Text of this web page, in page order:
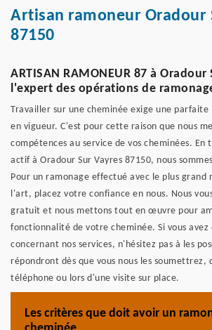
Artisan ramoneur Oradour
87150
ARTISAN RAMONEUR 87 à Oradour
l'expert des opérations de
Travailler sur une cheminée exige une parfaite
en vigueur. C'est pour cette raison que nous
compétences au service de vos cheminées. En
actif à Oradour Sur Vayres 87150, nous
Pour un ramonage effectué avec le plus grand
l'art, placez votre confiance en nous. Nous
gratuit et nous mettons tout en œuvre pour
fonctionnalité de votre cheminée. Si vous avez
concernant nos services, n'hésitez pas à les
répondront dès que vous nous les soumettrez,
téléphone ou lors d'une visite sur place.
Les critères que doit avoir un